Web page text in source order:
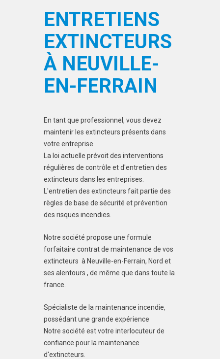
ENTRETIENS
EXTINCTEURS
À NEUVILLE-
EN-FERRAIN
En tant que professionnel, vous devez
maintenir les extincteurs présents dans
votre entreprise.
La loi actuelle prévoit des interventions
régulières de contrôle et d'entretien des
extincteurs dans les entreprises.
L'entretien des extincteurs fait partie des
règles de base de sécurité et prévention
des risques incendies.
Notre société propose une formule
forfaitaire contrat de maintenance de vos
extincteurs à Neuville-en-Ferrain, Nord et
ses alentours , de même que dans toute la
france.
Spécialiste de la maintenance incendie,
possédant une grande expérience
Notre société est votre interlocuteur de
confiance pour la maintenance
d'extincteurs.